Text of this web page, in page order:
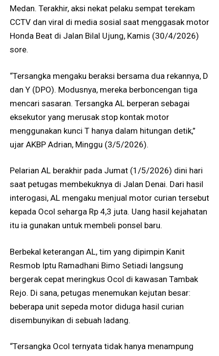
Medan. Terakhir, aksi nekat pelaku sempat terekam
CCTV dan viral di media sosial saat menggasak motor
Honda Beat di Jalan Bilal Ujung, Kamis (30/4/2026)
sore.
“Tersangka mengaku beraksi bersama dua rekannya, D
dan Y (DPO). Modusnya, mereka berboncengan tiga
mencari sasaran. Tersangka AL berperan sebagai
eksekutor yang merusak stop kontak motor
menggunakan kunci T hanya dalam hitungan detik,”
ujar AKBP Adrian, Minggu (3/5/2026).
Pelarian AL berakhir pada Jumat (1/5/2026) dini hari
saat petugas membekuknya di Jalan Denai. Dari hasil
interogasi, AL mengaku menjual motor curian tersebut
kepada Ocol seharga Rp 4,3 juta. Uang hasil kejahatan
itu ia gunakan untuk membeli ponsel baru.
Berbekal keterangan AL, tim yang dipimpin Kanit
Resmob Iptu Ramadhani Bimo Setiadi langsung
bergerak cepat meringkus Ocol di kawasan Tambak
Rejo. Di sana, petugas menemukan kejutan besar:
beberapa unit sepeda motor diduga hasil curian
disembunyikan di sebuah ladang.
“Tersangka Ocol ternyata tidak hanya menampung